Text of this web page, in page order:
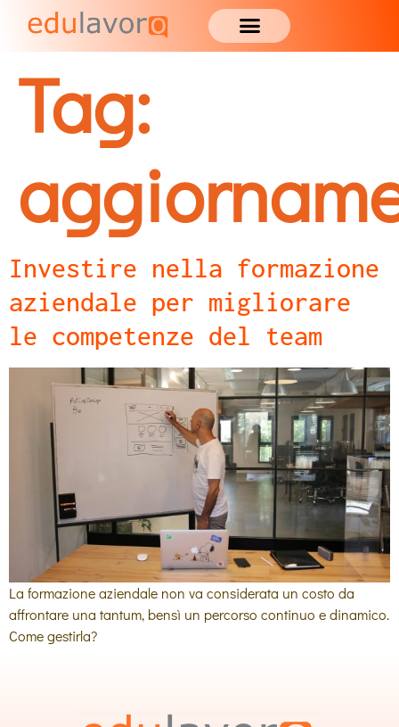
Tag:
Investire nella formazione
aziendale per migliorare
le competenze del team
La formazione aziendale non va considerata un costo da
affrontare una tantum, bensì un percorso continuo e dinamico.
Come gestirla?